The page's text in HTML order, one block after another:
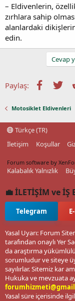
– Eldivenlerin,
zırhlara sahip
alanlardaki
edin.
Cevap
Paylaş:
Motosiklet Eldivenleri
Türkçe (TR)
İletişim
Koşullar
Forum software by
Kalabalık Yalnızlık
💼 İLETİŞİM ve İŞ
Telegram
Yasal Uyarı: Forum
tarafından onaylı Yer
da araştırma
sorumludur ve siteye
sayılırlar. Sitemiz kar
Hukuka ve mevzuata
Yasal süre içerisinde